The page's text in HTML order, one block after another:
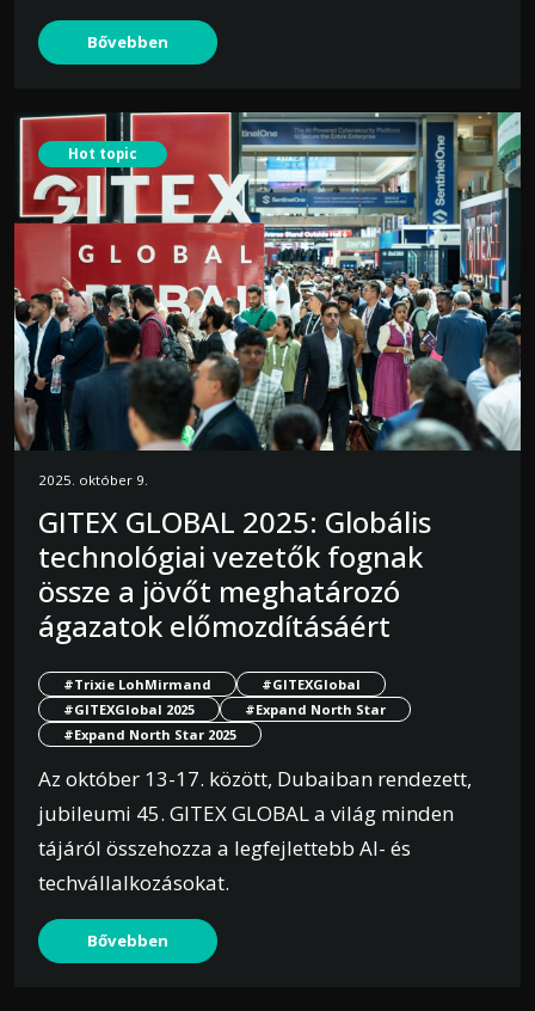
Bővebben
Hot topic
2025. október 9.
GITEX GLOBAL 2025: Globális
technológiai vezetők fognak
össze a jövőt meghatározó
ágazatok előmozdításáért
#Trixie LohMirmand
#GITEXGlobal
#GITEXGlobal 2025
#Expand North Star
#Expand North Star 2025
Az október 13-17. között, Dubaiban rendezett,
jubileumi 45. GITEX GLOBAL a világ minden
tájáról összehozza a legfejlettebb AI- és
techvállalkozásokat.
Bővebben